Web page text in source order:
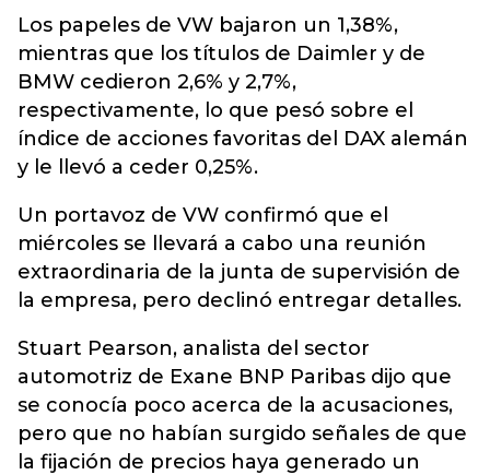
Los papeles de VW bajaron un 1,38%,
mientras que los títulos de Daimler y de
BMW cedieron 2,6% y 2,7%,
respectivamente, lo que pesó sobre el
índice de acciones favoritas del DAX alemán
y le llevó a ceder 0,25%.
Un portavoz de VW confirmó que el
miércoles se llevará a cabo una reunión
extraordinaria de la junta de supervisión de
la empresa, pero declinó entregar detalles.
Stuart Pearson, analista del sector
automotriz de Exane BNP Paribas dijo que
se conocía poco acerca de la acusaciones,
pero que no habían surgido señales de que
la fijación de precios haya generado un